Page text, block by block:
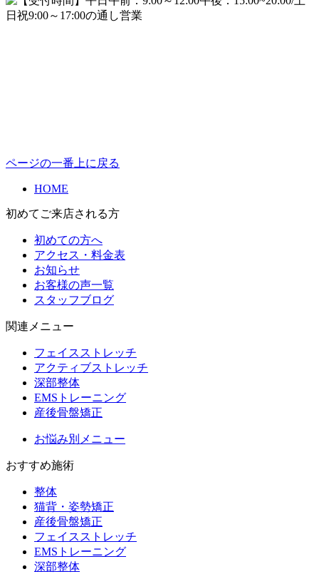
ページの一番上に戻る
HOME
初めてご来店される方
初めての方へ
アクセス・料金表
お知らせ
お客様の声一覧
スタッフブログ
関連メニュー
フェイスストレッチ
アクティブストレッチ
深部整体
EMSトレーニング
産後骨盤矯正
お悩み別メニュー
おすすめ施術
整体
猫背・姿勢矯正
産後骨盤矯正
フェイスストレッチ
EMSトレーニング
深部整体